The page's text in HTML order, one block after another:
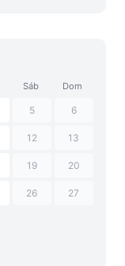
Sáb Dom
5 6
12 13
19 20
26 27